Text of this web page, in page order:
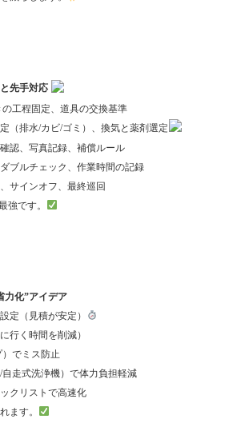
先手対応
工程固定、道具の交換基準
（排水/カビ/ゴミ）、換気と薬剤選定
認、写真記録、補償ルール
ブルチェック、作業時間の記録
サインオフ、最終巡回
強です。
力化”アイデア
定（見積が安定）
行く時間を削減）
）でミス防止
自走式洗浄機）で体力負担軽減
クリストで高速化
ます。